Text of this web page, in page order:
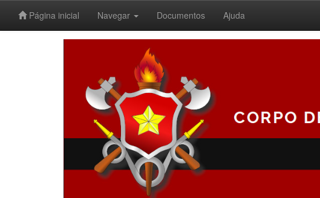
Página inicial Navegar Documentos Ajuda